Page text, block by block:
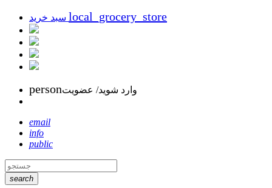
local_grocery_store
personوارد شوید/ عضویت
email
info
public
search